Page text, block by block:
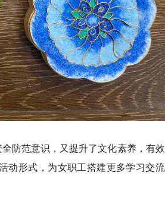
防范意识，又提升了文化素养，有
动形式，为女职工搭建更多学习交